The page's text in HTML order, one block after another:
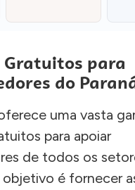
Gratuitos para
do
uma vasta
para apoiar
de todos os
é fornecer